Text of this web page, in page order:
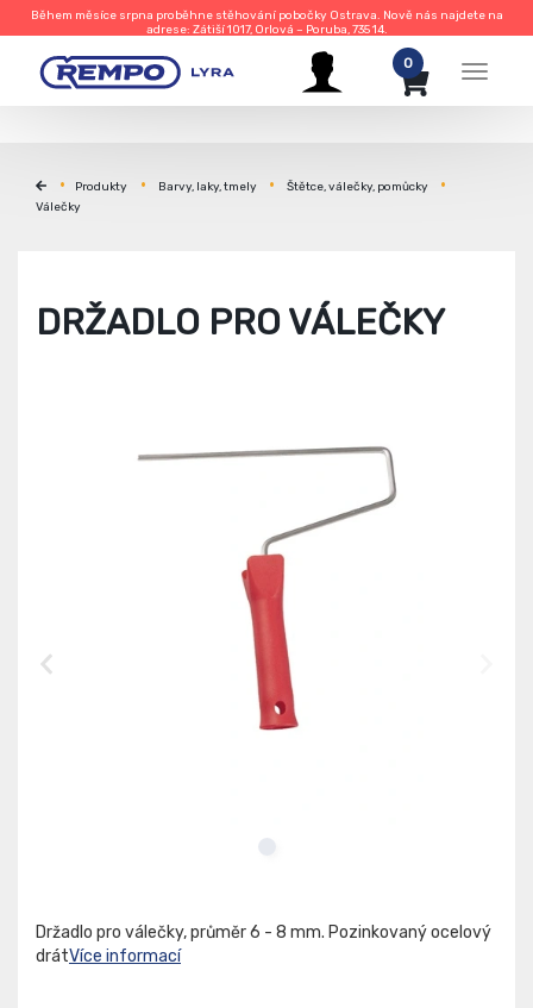
Během měsíce srpna proběhne stěhování pobočky Ostrava. Nově nás najdete na
adrese: Zátiší 1017, Orlová – Poruba, 735 14.
Menu
0
Produkty Barvy, laky, tmely
Štětce, válečky, pomůcky
Válečky
DRŽADLO PRO VÁLEČKY
Držadlo pro válečky, průměr 6 - 8 mm. Pozinkovaný ocelový
drátVíce informací